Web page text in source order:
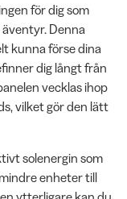
för dig som
Denna
kunna förse dina
dig långt från
vecklas ihop
vilket gör den lätt
solenergin som
enheter till